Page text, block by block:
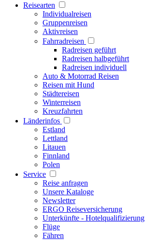
Reisearten
Individualreisen
Gruppenreisen
Aktivreisen
Fahrradreisen
Radreisen geführt
Radreisen halbgeführt
Radreisen individuell
Auto & Motorrad Reisen
Reisen mit Hund
Städtereisen
Winterreisen
Kreuzfahrten
Länderinfos
Estland
Lettland
Litauen
Finnland
Polen
Service
Reise anfragen
Unsere Kataloge
Newsletter
ERGO Reiseversicherung
Unterkünfte - Hotelqualifizierung
Flüge
Fähren